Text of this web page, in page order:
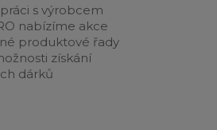
s výrobcem
nabízíme akce
produktové řady
získání
dárků